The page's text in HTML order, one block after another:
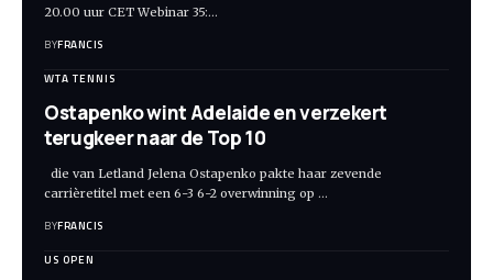
20.00 uur CET Webinar 35:…
BYFRANCIS
WTA TENNIS
Ostapenko wint Adelaide en verzekert
terugkeer naar de Top 10
die van Letland Jelena Ostapenko pakte haar zevende
carrièretitel met een 6-3 6-2 overwinning op …
BYFRANCIS
US OPEN